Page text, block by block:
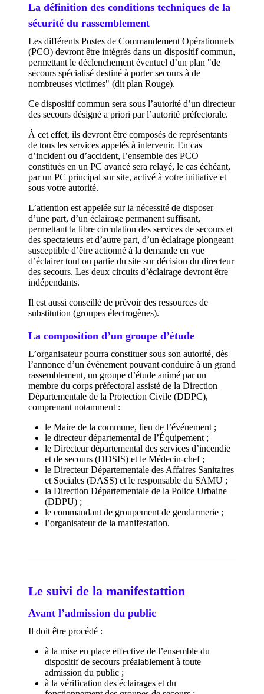
La définition des conditions techniques de la
sécurité du rassemblement
Les différents Postes de Commandement Opérationnels
(PCO) devront être intégrés dans un dispositif commun,
permettant le déclenchement éventuel d’un plan "de
secours spécialisé destiné à porter secours à de
nombreuses victimes" (dit plan Rouge).
Ce dispositif commun sera sous l’autorité d’un directeur
des secours désigné a priori par l’autorité préfectorale.
À cet effet, ils devront être composés de représentants
de tous les services appelés à intervenir. En cas
d’incident ou d’accident, l’ensemble des PCO
constitués en un PC avancé sera relayé, le cas échéant,
par un PC principal sur site, activé à votre initiative et
sous votre autorité.
L’attention est appelée sur la nécessité de disposer
d’une part, d’un éclairage permanent suffisant,
permettant la libre circulation des services de secours et
des spectateurs et d’autre part, d’un éclairage plongeant
susceptible d’être actionné à la demande en vue
d’éclairer tout ou partie du site sur décision du directeur
des secours. Les deux circuits d’éclairage devront être
indépendants.
Il est aussi conseillé de prévoir des ressources de
substitution (groupes électrogènes).
La composition d’un groupe d’étude
L’organisateur pourra constituer sous son autorité, dès
l’annonce d’un événement pouvant conduire à un grand
rassemblement, un groupe d’étude animé par un
membre du corps préfectoral assisté de la Direction
Départementale de la Protection Civile (DDPC),
comprenant notamment :
le Maire de la commune, lieu de l’événement ;
le directeur départemental de l’Équipement ;
le Directeur départemental des services d’incendie
et de secours (DDSIS) et le Médecin-chef ;
le Directeur Départementale des Affaires Sanitaires
et Sociales (DASS) et le responsable du SAMU ;
la Direction Départementale de la Police Urbaine
(DDPU) ;
le commandant de groupement de gendarmerie ;
l’organisateur de la manifestation.
Le suivi de la manifestattion
Avant l’admission du public
Il doit être procédé :
à la mise en place effective de l’ensemble du
dispositif de secours préalablement à toute
admission du public ;
à la vérification des éclairages et du